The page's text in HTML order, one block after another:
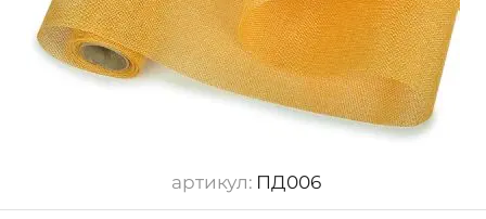
артикул: ПД006